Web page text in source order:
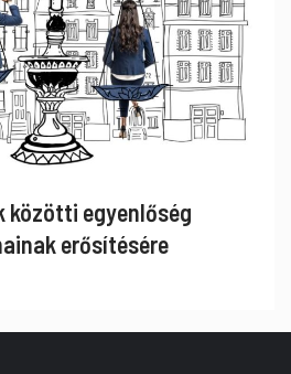
közötti egyenlőség
erősítésére